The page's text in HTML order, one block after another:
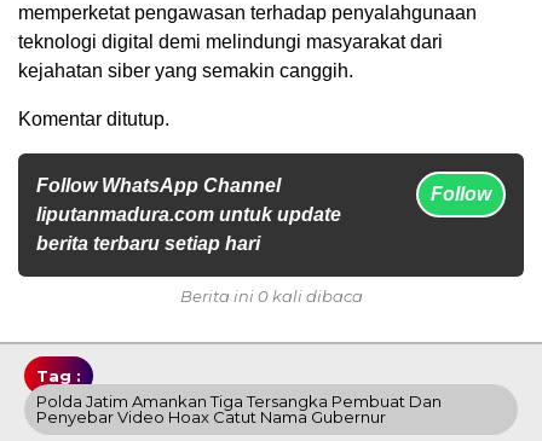
memperketat pengawasan terhadap penyalahgunaan
teknologi digital demi melindungi masyarakat dari
kejahatan siber yang semakin canggih.
Komentar ditutup.
Follow WhatsApp Channel
liputanmadura.com untuk update
berita terbaru setiap hari
Follow
Berita ini 0 kali dibaca
Tag :
Polda Jatim Amankan Tiga Tersangka Pembuat Dan
Penyebar Video Hoax Catut Nama Gubernur